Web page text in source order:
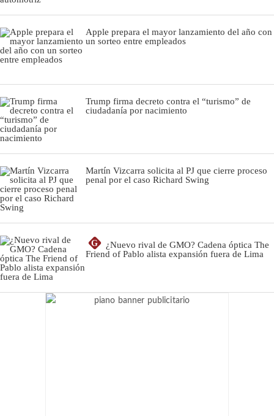
Apple prepara el mayor lanzamiento del año con
un sorteo entre empleados
Trump firma decreto contra el “turismo” de
ciudadanía por nacimiento
Martín Vizcarra solicita al PJ que cierre proceso
penal por el caso Richard Swing
G
¿Nuevo rival de GMO? Cadena óptica The
Friend of Pablo alista expansión fuera de Lima